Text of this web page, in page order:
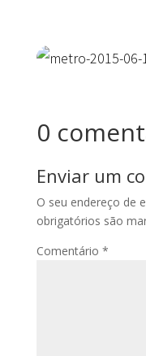
0
Enviar um
O seu endereço de
obrigatórios são
Comentário *